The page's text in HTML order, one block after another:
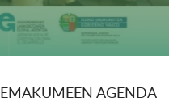
EMAKUMEEN AGENDA